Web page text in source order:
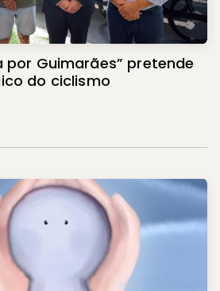
por Guimarães” pretende
do ciclismo